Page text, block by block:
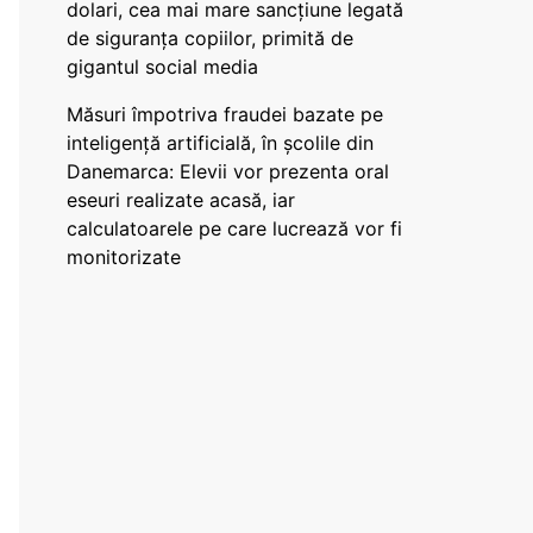
dolari, cea mai mare sancțiune legată
de siguranța copiilor, primită de
gigantul social media
Măsuri împotriva fraudei bazate pe
inteligență artificială, în școlile din
Danemarca: Elevii vor prezenta oral
eseuri realizate acasă, iar
calculatoarele pe care lucrează vor fi
monitorizate